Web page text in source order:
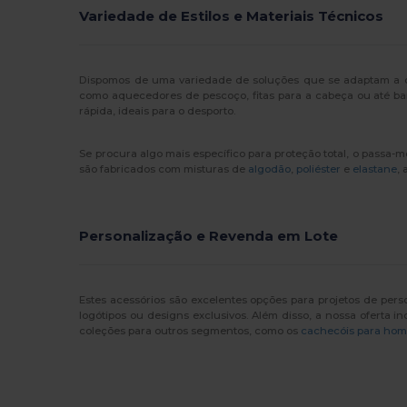
Variedade de Estilos e Materiais Técnicos
Dispomos de uma variedade de soluções que se adaptam
como aquecedores de pescoço, fitas para a cabeça ou até
rápida, ideais para o desporto.
Se procura algo mais específico para proteção total, o passa-
são fabricados com misturas de algodão, poliéster e elastane,
Personalização e Revenda em Lote
Estes acessórios são excelentes opções para projetos de
logótipos ou designs exclusivos. Além disso, a nossa oferta
coleções para outros segmentos, como os cachecóis para